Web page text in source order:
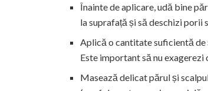
Înainte de aplicare, udă bine
la suprafață și să deschizi porii
Aplică o cantitate suficientă de
Este important să nu
Masează delicat părul și